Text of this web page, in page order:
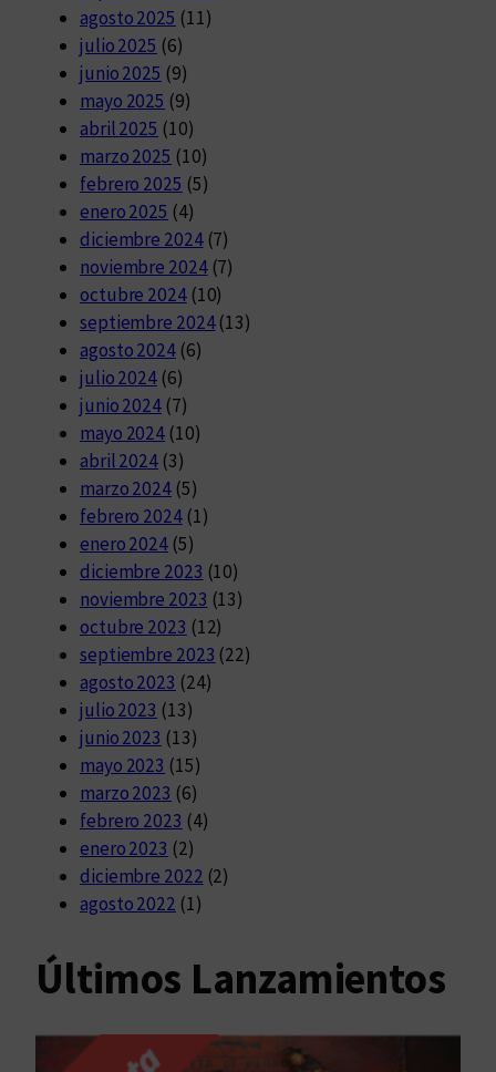
agosto 2025 (11)
julio 2025 (6)
junio 2025 (9)
mayo 2025 (9)
abril 2025 (10)
marzo 2025 (10)
febrero 2025 (5)
enero 2025 (4)
diciembre 2024(7)
noviembre 2024(7)
octubre 2024(10)
septiembre 2024(13)
agosto 2024(6)
julio 2024 (6)
junio 2024 (7)
mayo 2024 (10)
abril 2024 (3)
marzo 2024 (5)
febrero 2024(1)
enero 2024 (5)
diciembre 2023 (10)
noviembre 2023 (13)
octubre 2023 (12)
septiembre 2023 (22)
agosto 2023 (24)
julio 2023 (13)
junio 2023 (13)
mayo 2023 (15)
marzo 2023 (6)
febrero 2023 (4)
enero 2023 (2)
diciembre 2022 (2)
agosto 2022 (1)
Últimos Lanzamientos